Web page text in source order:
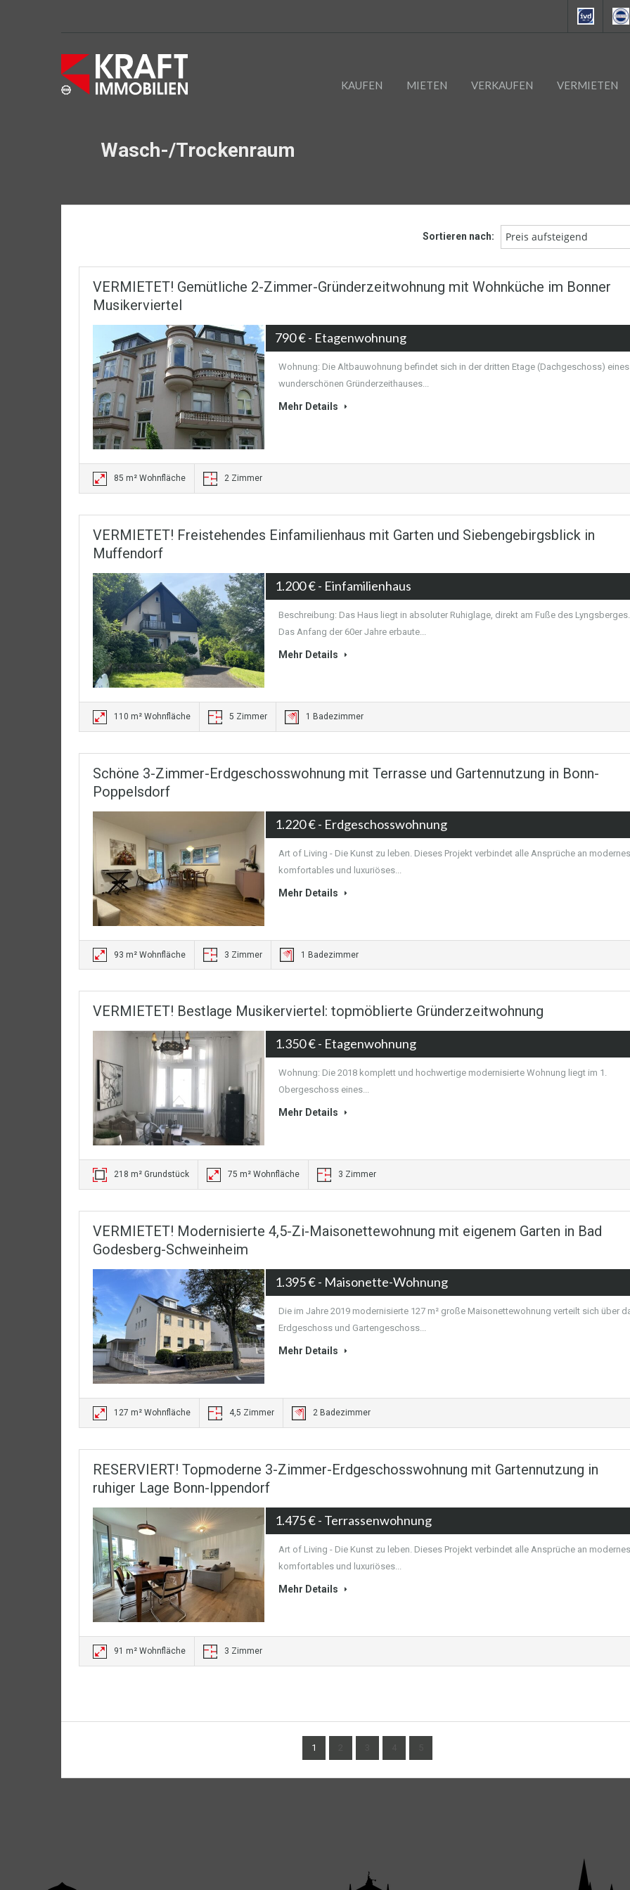
KAUFEN MIETEN VERKAUFEN VERMIETEN
Wasch-/Trockenraum
Sortieren nach: Preis aufsteigend
VERMIETET! Gemütliche 2-Zimmer-Gründerzeitwohnung mit Wohnküche im Bonner
Musikerviertel
790 €- Etagenwohnung
Wohnung: Die Altbauwohnung befindet sich in der dritten Etage (Dachgeschoss) eines
wunderschönen Gründerzeithauses...
Mehr Details
85 m² Wohnfläche 2 Zimmer
VERMIETET! Freistehendes Einfamilienhaus mit Garten und Siebengebirgsblick in
Muffendorf
1.200 €- Einfamilienhaus
Beschreibung: Das Haus liegt in absoluter Ruhiglage, direkt am Fuße des Lyngsberges.
Das Anfang der 60er Jahre erbaute...
Mehr Details
110 m² Wohnfläche 5 Zimmer 1 Badezimmer
Schöne 3-Zimmer-Erdgeschosswohnung mit Terrasse und Gartennutzung in Bonn-
Poppelsdorf
1.220 €- Erdgeschosswohnung
Art of Living - Die Kunst zu leben. Dieses Projekt verbindet alle Ansprüche an
komfortables und luxuriöses...
Mehr Details
93 m² Wohnfläche 3 Zimmer 1 Badezimmer
VERMIETET! Bestlage Musikerviertel: topmöblierte Gründerzeitwohnung
1.350 €- Etagenwohnung
Wohnung: Die 2018 komplett und hochwertige modernisierte Wohnung liegt im 1.
Obergeschoss eines...
Mehr Details
218 m² Grundstück 75 m² Wohnfläche 3 Zimmer
VERMIETET! Modernisierte 4,5-Zi-Maisonettewohnung mit eigenem Garten in Bad
Godesberg-Schweinheim
1.395 €- Maisonette-Wohnung
Die im Jahre 2019 modernisierte 127 m² große Maisonettewohnung verteilt sich über
Erdgeschoss und Gartengeschoss...
Mehr Details
127 m² Wohnfläche 4,5 Zimmer 2 Badezimmer
RESERVIERT! Topmoderne 3-Zimmer-Erdgeschosswohnung mit Gartennutzung in
ruhiger Lage Bonn-Ippendorf
1.475 €- Terrassenwohnung
Art of Living - Die Kunst zu leben. Dieses Projekt verbindet alle Ansprüche an
komfortables und luxuriöses...
Mehr Details
91 m² Wohnfläche 3 Zimmer
1